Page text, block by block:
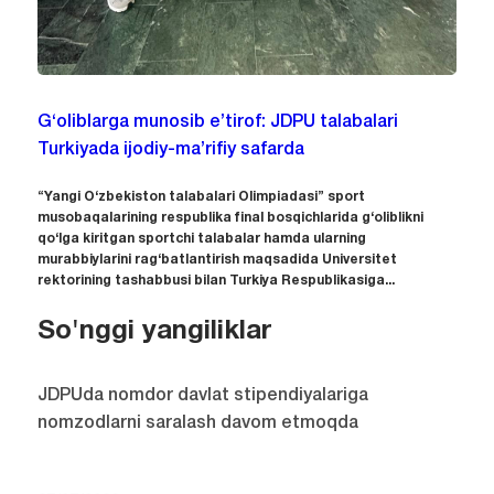
G‘oliblarga munosib e’tirof: JDPU talabalari
Turkiyada ijodiy-ma’rifiy safarda
“Yangi O‘zbekiston talabalari Olimpiadasi” sport
musobaqalarining respublika final bosqichlarida g‘oliblikni
qo‘lga kiritgan sportchi talabalar hamda ularning
murabbiylarini rag‘batlantirish maqsadida Universitet
rektorining tashabbusi bilan Turkiya Respublikasiga...
So'nggi yangiliklar
JDPUda nomdor davlat stipendiyalariga
nomzodlarni saralash davom etmoqda